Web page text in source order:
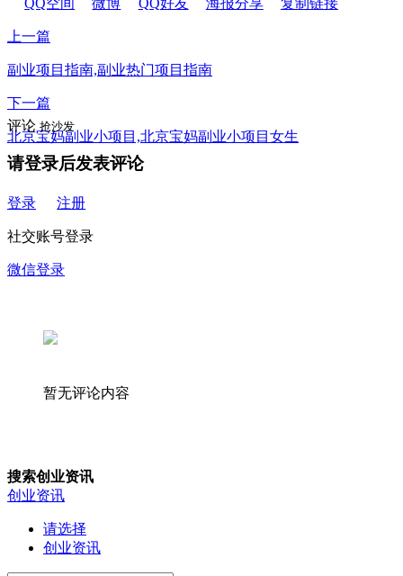
上一篇
副业项目指南,副业热门项目指南
下一篇
北京宝妈副业小项目,北京宝妈副业小项目女生
评论 抢沙发
请登录后发表评论
登录 注册
社交账号登录
微信登录
暂无评论内容
搜索创业资讯
创业资讯
请选择
创业资讯